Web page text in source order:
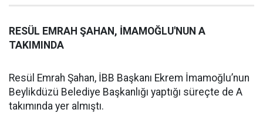
RESÜL EMRAH ŞAHAN, İMAMOĞLU'NUN A
TAKIMINDA
Resül Emrah Şahan, İBB Başkanı Ekrem İmamoğlu’nun
Beylikdüzü Belediye Başkanlığı yaptığı süreçte de A
takımında yer almıştı.